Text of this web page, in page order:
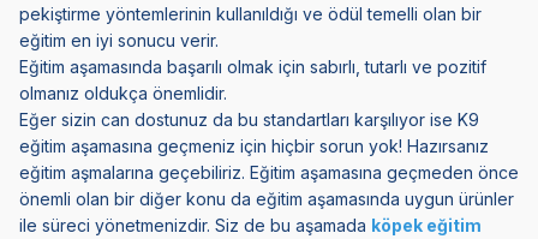
pekiştirme yöntemlerinin kullanıldığı ve ödül temelli olan bir
eğitim en iyi sonucu verir.
Eğitim aşamasında başarılı olmak için sabırlı, tutarlı ve pozitif
olmanız oldukça önemlidir.
Eğer sizin can dostunuz da bu standartları karşılıyor ise K9
eğitim aşamasına geçmeniz için hiçbir sorun yok! Hazırsanız
eğitim aşmalarına geçebiliriz. Eğitim aşamasına geçmeden önce
önemli olan bir diğer konu da eğitim aşamasında uygun ürünler
ile süreci yönetmenizdir. Siz de bu aşamada köpek eğitim